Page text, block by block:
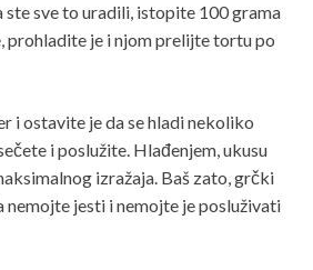
ste sve to uradili, istopite 100 grama
prohladite je i njom prelijte tortu po
i ostavite je da se hladi nekoliko
i poslužite. Hlađenjem, ukusu
izražaja. Baš zato, grčki
jesti i nemojte je posluživati